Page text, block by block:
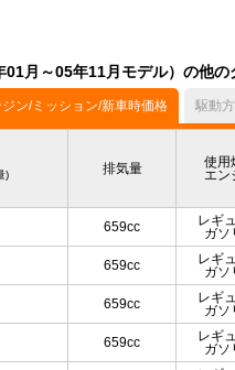
01月～05年11月モデル）の他の
ン/ミッション/新車時価格 駆動
) 排気量
使用
エン
659cc
レギ
ガソ
659cc
レギ
ガソ
659cc
レギ
ガソ
659cc
レギ
ガソ